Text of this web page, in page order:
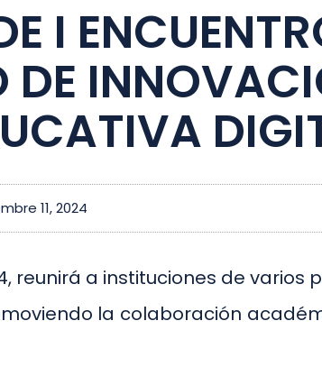
I
DE
11, 2024
reunirá a instituciones de
la colaboración